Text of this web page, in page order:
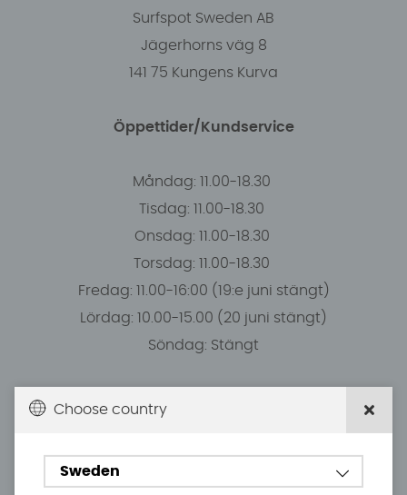
Surfspot Sweden AB
Jägerhorns väg 8
141 75 Kungens Kurva
Öppettider/Kundservice
Måndag: 11.00-18.30
Tisdag: 11.00-18.30
Onsdag: 11.00-18.30
Torsdag: 11.00-18.30
Fredag: 11.00-16:00 (19:e juni stängt)
Lördag: 10.00-15.00 (20 juni stängt)
Söndag: Stängt
Du kan hämta ordrar efter överenskommelse från
Choose country
Sweden